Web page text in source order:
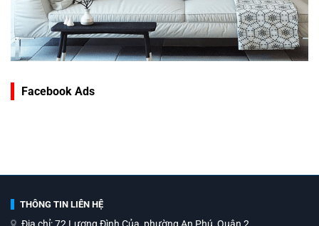
Facebook Ads
THÔNG TIN LIÊN HỆ